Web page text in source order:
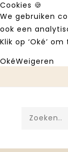
Cookies 🍪
We gebruiken
ook een
Klik op ‘Oké’
OkéWeigeren